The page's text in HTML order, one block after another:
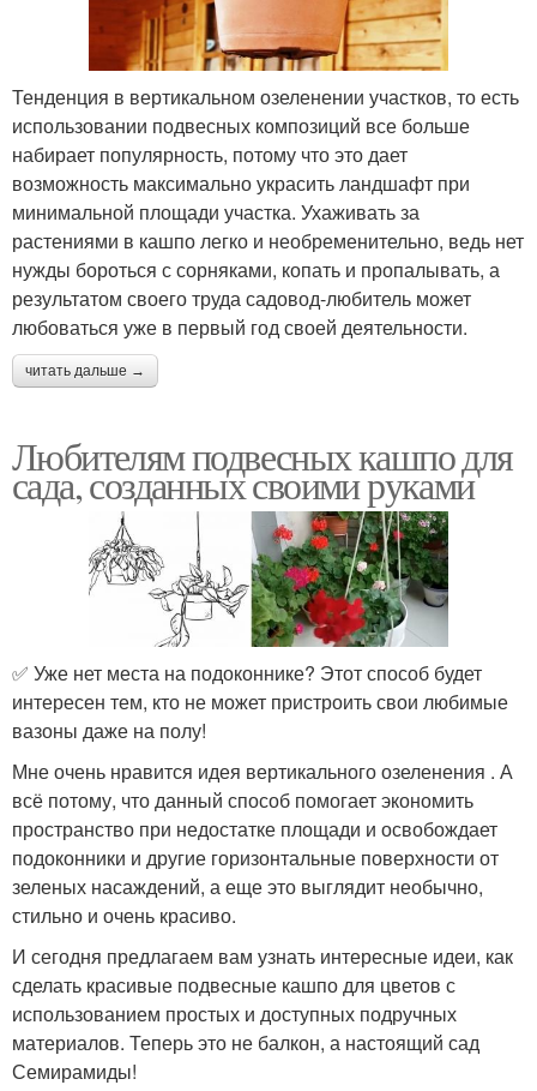
Тенденция в вертикальном озеленении участков, то есть
использовании подвесных композиций все больше
набирает популярность, потому что это дает
возможность максимально украсить ландшафт при
минимальной площади участка. Ухаживать за
растениями в кашпо легко и необременительно, ведь нет
нужды бороться с сорняками, копать и пропалывать, а
результатом своего труда садовод-любитель может
любоваться уже в первый год своей деятельности.
читать дальше →
Любителям подвесных кашпо для
сада, созданных своими руками
✅ Уже нет места на подоконнике? Этот способ будет
интересен тем, кто не может пристроить свои любимые
вазоны даже на полу!
Мне очень нравится идея вертикального озеленения . А
всё потому, что данный способ помогает экономить
пространство при недостатке площади и освобождает
подоконники и другие горизонтальные поверхности от
зеленых насаждений, а еще это выглядит необычно,
стильно и очень красиво.
И сегодня предлагаем вам узнать интересные идеи, как
сделать красивые подвесные кашпо для цветов с
использованием простых и доступных подручных
материалов. Теперь это не балкон, а настоящий сад
Семирамиды!